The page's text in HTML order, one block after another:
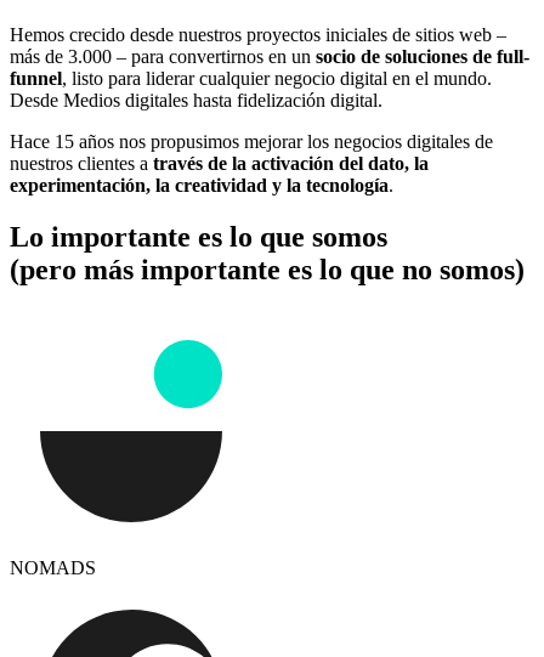
Hemos crecido desde nuestros proyectos iniciales de sitios web –
más de 3.000 – para convertirnos en un socio de soluciones de full-
funnel, listo para liderar cualquier negocio digital en el mundo.
Desde Medios digitales hasta fidelización digital.
Hace 15 años nos propusimos mejorar los negocios digitales de
nuestros clientes a través de la activación del dato, la
experimentación, la creatividad y la tecnología.
Lo importante es lo que somos
(pero más importante es lo que no somos)
NOMADS